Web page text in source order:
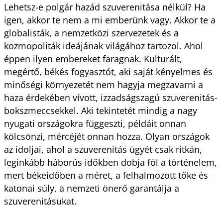
Lehetsz-e polgár hazád szuverenitása nélkül? Ha
igen, akkor te nem a mi emberünk vagy. Akkor te a
globalisták, a nemzetközi szervezetek és a
kozmopoliták ideájának világához tartozol. Ahol
éppen ilyen embereket faragnak. Kulturált,
megértő, békés fogyasztót, aki saját kényelmes és
minőségi környezetét nem hagyja megzavarni a
haza érdekében vívott, izzadságszagú szuverenitás-
bokszmeccsekkel. Aki tekintetét mindig a nagy
nyugati országokra függeszti, példáit onnan
kölcsönzi, mércéjét onnan hozza. Olyan országok
az idoljai, ahol a szuverenitás ügyét csak ritkán,
leginkább háborús időkben dobja föl a történelem,
mert békeidőben a méret, a felhalmozott tőke és
katonai súly, a nemzeti önerő garantálja a
szuverenitásukat.